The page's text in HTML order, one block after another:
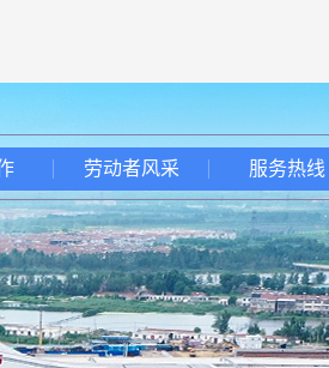
劳动者风采 服务热线